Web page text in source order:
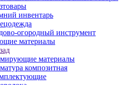
инвентарь
огородный инструмент
материалы
материалы
композитная